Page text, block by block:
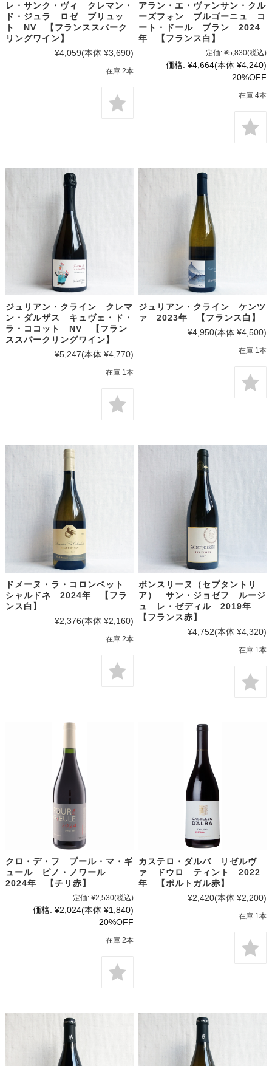
レ・サンク・ヴィ クレマン・
ド・ジュラ ロゼ ブリュッ
ト NV 【フランススパーク
リングワイン】
¥4,059(本体 ¥3,690)
在庫 2本
アラン・エ・ヴァンサン・クル
ーズフォン ブルゴーニュ コ
ート・ドール ブラン 2024
年 【フランス白】
定価: ¥5,830(税込)
価格: ¥4,664(本体 ¥4,240)
20%OFF
在庫 4本
ジュリアン・クライン クレマ
ン・ダルザス キュヴェ・ド・
ラ・ココット NV 【フラン
ススパークリングワイン】
¥5,247(本体 ¥4,770)
在庫 1本
ジュリアン・クライン ケンツ
ァ 2023年 【フランス白】
¥4,950(本体 ¥4,500)
在庫 1本
ドメーヌ・ラ・コロンベット
シャルドネ 2024年 【フラ
ンス白】
¥2,376(本体 ¥2,160)
在庫 2本
ボンスリーヌ（セプタントリ
ア） サン・ジョゼフ ルージ
ュ レ・ゼディル 2019年
【フランス赤】
¥4,752(本体 ¥4,320)
在庫 1本
クロ・デ・フ プール・マ・ギ
ュール ピノ・ノワール
2024年 【チリ赤】
定価: ¥2,530(税込)
価格: ¥2,024(本体 ¥1,840)
20%OFF
在庫 2本
カステロ・ダルバ リゼルヴ
ァ ドウロ ティント 2022
年 【ポルトガル赤】
¥2,420(本体 ¥2,200)
在庫 1本